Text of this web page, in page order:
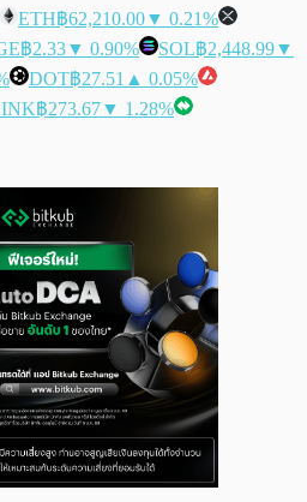
ETH฿62,210.00▼ 0.21%
฿2.33▼ 0.90% SOL฿2,448.99▼
DOT฿27.51 ▲ 0.05%
฿273.67▼ 1.28%